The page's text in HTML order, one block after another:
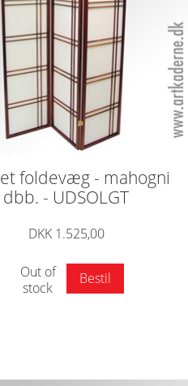
foldevæg - mahogni
dbb. - UDSOLGT
DKK 1.525,00
Out of
stock
Bestil